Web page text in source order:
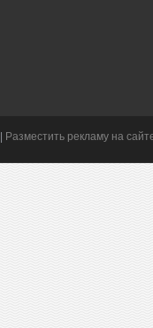
Разместить рекламу на